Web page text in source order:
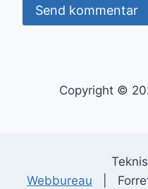
Copyright ©
Webbureau |